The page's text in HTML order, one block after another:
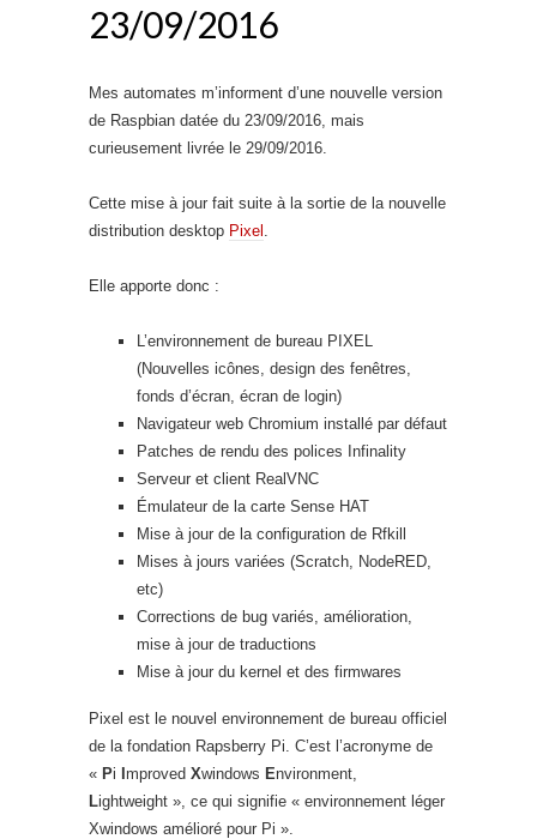
23/09/2016
Mes automates m’informent d’une nouvelle version
de Raspbian datée du 23/09/2016, mais
curieusement livrée le 29/09/2016.
Cette mise à jour fait suite à la sortie de la nouvelle
distribution desktop Pixel
Elle apporte donc :
L’environnement de bureau PIXEL
(Nouvelles icônes, design des fenêtres,
fonds d’écran, écran de login)
Navigateur web Chromium installé par défaut
Patches de rendu des polices Infinality
Serveur et client RealVNC
Émulateur de la carte Sense HAT
Mise à jour de la configuration de Rfkill
Mises à jours variées (Scratch, NodeRED,
etc)
Corrections de bug variés, amélioration,
mise à jour de traductions
Mise à jour du kernel et des firmwares
Pixel est le nouvel environnement de bureau officiel
de la fondation Rapsberry Pi. C’est l’acronyme de
« Pi mproved Xwindows Environment,
Lightweight », ce qui signifie « environnement léger
Xwindows amélioré pour Pi ».